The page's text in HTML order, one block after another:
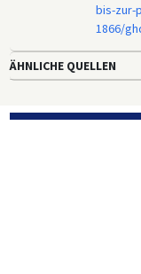
bis-zur-
1866/
ÄHNLICHE QUELLEN